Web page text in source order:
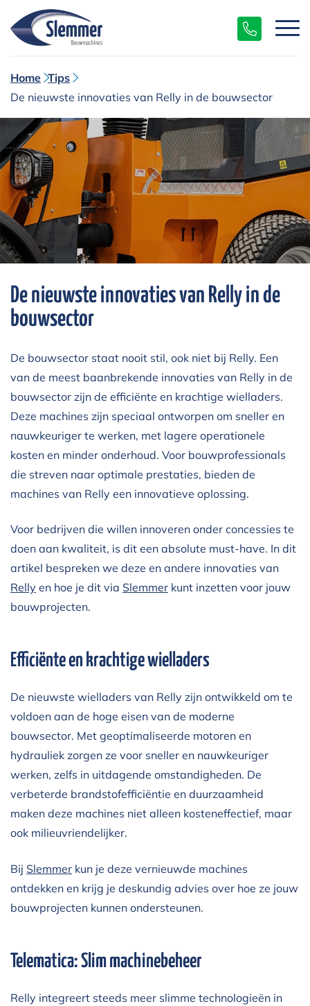
Home Tips
De nieuwste innovaties van Relly in de bouwsector
De nieuwste innovaties van Relly in de
bouwsector
De bouwsector staat nooit stil, ook niet bij Relly. Een
van de meest baanbrekende innovaties van Relly in de
bouwsector zijn de efficiënte en krachtige wielladers.
Deze machines zijn speciaal ontworpen om sneller en
nauwkeuriger te werken, met lagere operationele
kosten en minder onderhoud. Voor bouwprofessionals
die streven naar optimale prestaties, bieden de
machines van Relly een innovatieve oplossing.
Voor bedrijven die willen innoveren onder concessies te
doen aan kwaliteit, is dit een absolute must-have. In dit
artikel bespreken we deze en andere innovaties van
Relly en hoe je dit via Slemmer kunt inzetten voor jouw
bouwprojecten.
Efficiënte en krachtige wielladers
De nieuwste wielladers van Relly zijn ontwikkeld om te
voldoen aan de hoge eisen van de moderne
bouwsector. Met geoptimaliseerde motoren en
hydrauliek zorgen ze voor sneller en nauwkeuriger
werken, zelfs in uitdagende omstandigheden. De
verbeterde brandstofefficiëntie en duurzaamheid
maken deze machines niet alleen kosteneffectief, maar
ook milieuvriendelijker.
Bij Slemmer kun je deze vernieuwde machines
ontdekken en krijg je deskundig advies over hoe ze jouw
bouwprojecten kunnen ondersteunen.
Telematica: Slim machinebeheer
Relly integreert steeds meer slimme technologieën in